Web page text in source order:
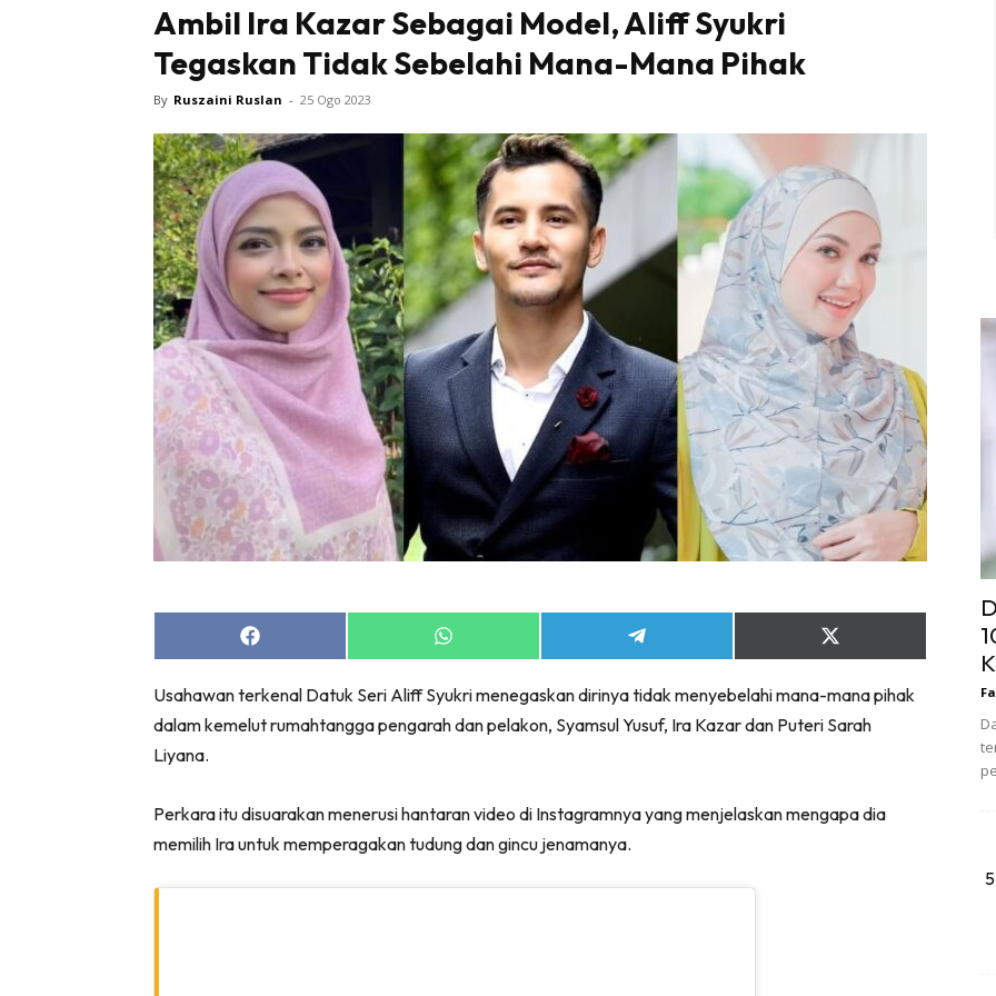
Ambil Ira Kazar Sebagai Model, Aliff Syukri
Tegaskan Tidak Sebelahi Mana-Mana Pihak
By Ruszaini Ruslan - 25 Ogo 2023
Share
on
Share
on
Share
on
Share
on
(Twitter)
Usahawan terkenal Datuk Seri Aliff Syukri menegaskan dirinya tidak menyebelahi mana-mana pihak
dalam kemelut rumahtangga pengarah dan pelakon, Syamsul Yusuf, Ira Kazar dan Puteri Sarah
Liyana.
Perkara itu disuarakan menerusi hantaran video di Instagramnya yang menjelaskan mengapa dia
memilih Ira untuk memperagakan tudung dan gincu jenamanya.